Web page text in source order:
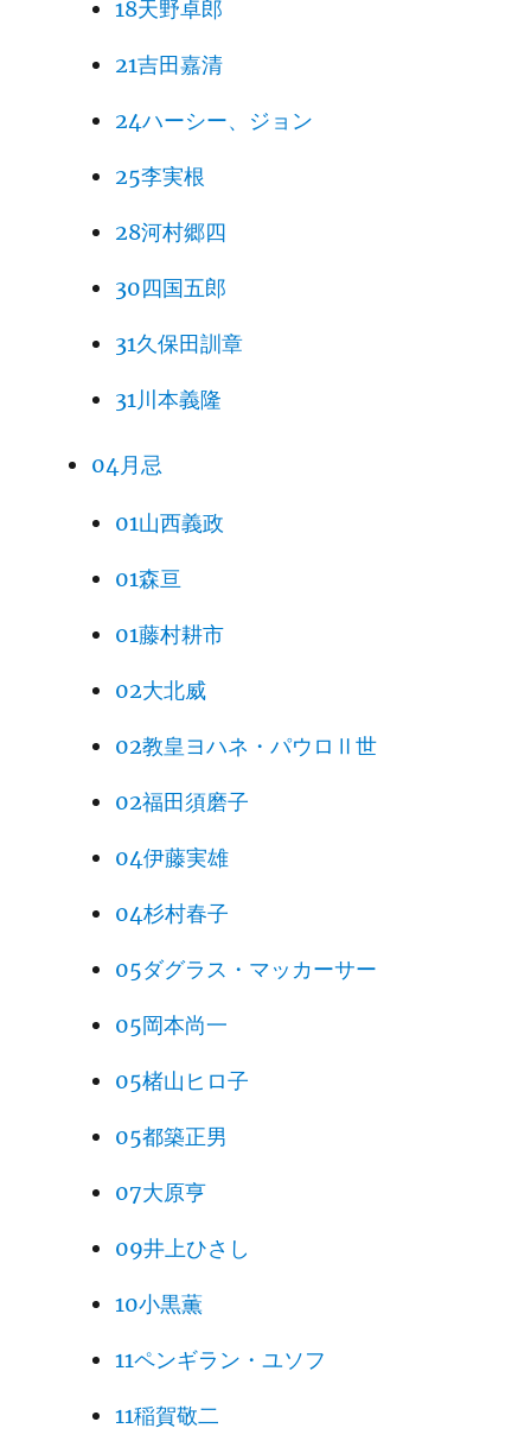
18天野卓郎
21吉田嘉清
24ハーシー、ジョン
25李実根
28河村郷四
30四国五郎
31久保田訓章
31川本義隆
04月忌
01山西義政
01森亘
01藤村耕市
02大北威
02教皇ヨハネ・パウロⅡ世
02福田須磨子
04伊藤実雄
04杉村春子
05ダグラス・マッカーサー
05岡本尚一
05楮山ヒロ子
05都築正男
07大原亨
09井上ひさし
10小黒薫
11ペンギラン・ユソフ
11稲賀敬二